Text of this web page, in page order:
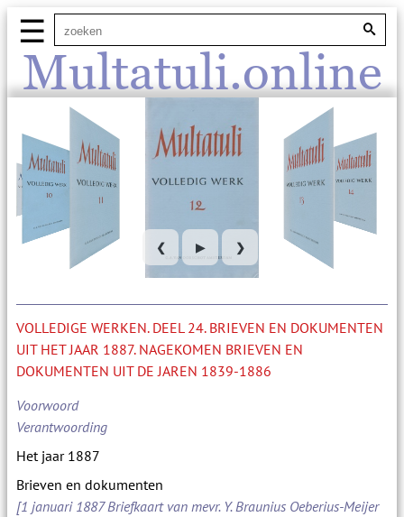
Multatuli.online
☰
❮ ▶ ❯
VOLLEDIGE WERKEN. DEEL 24. BRIEVEN EN DOKUMENTEN
UIT HET JAAR 1887. NAGEKOMEN BRIEVEN EN
DOKUMENTEN UIT DE JAREN 1839-1886
Voorwoord
Verantwoording
Het jaar 1887
Brieven en dokumenten
[1 januari 1887 Briefkaart van mevr. Y. Braunius Oeberius-Meijer